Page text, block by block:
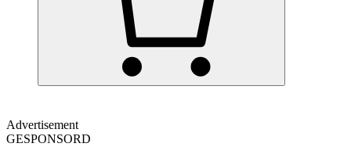
Advertisement
GESPONSORD